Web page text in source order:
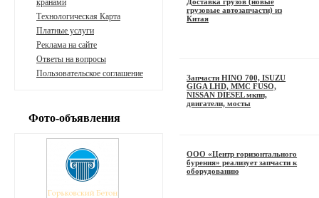
грузовые автозапчасти) из
Китая
Запчасти HINO 700, ISUZU
GIGA LHD, MMC FUSO,
NISSAN DIESEL мкпп,
двигатели, мосты
ООО «Центр горизонтального
бурения» реализует запчасти к
оборудованию
Технологическая Карта
Платные услуги
Реклама на сайте
Ответы на вопросы
Пользовательское соглашение
Фото-объявления